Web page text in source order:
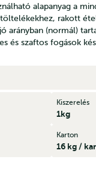
alapanyag a
rakott
arányban (normál)
és szaftos fogások
Kiszerelés
1kg
Karton
16 kg /